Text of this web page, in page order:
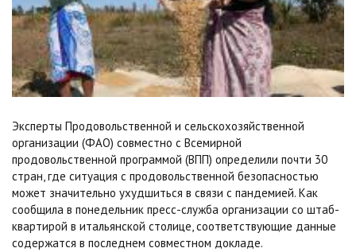
Эксперты Продовольственной и сельскохозяйственной
организации (ФАО) совместно с Всемирной
продовольственной программой (ВПП) определили почти 30
стран, где ситуация с продовольственной безопасностью
может значительно ухудшиться в связи с пандемией. Как
сообщила в понедельник пресс-служба организации со штаб-
квартирой в итальянской столице, соответствующие данные
содержатся в последнем совместном докладе.